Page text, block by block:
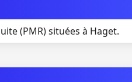
(PMR) situées à Haget.